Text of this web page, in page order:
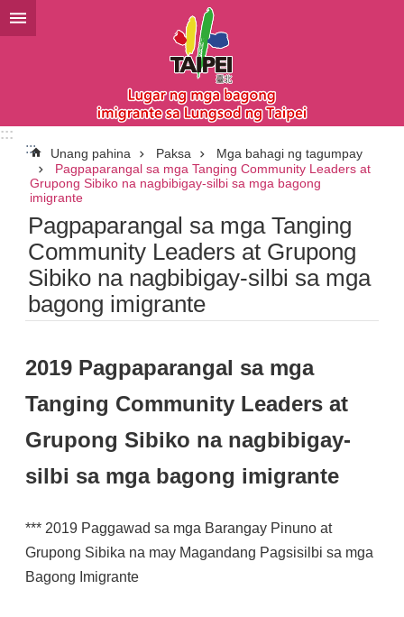
Lumaktaw sa pangunahing bloke ng nilalaman
:::
:::
Unang pahina Paksa
Mga bahagi ng tagumpay
Pagpaparangal sa mga Tanging Community Leaders at
Grupong Sibiko na nagbibigay-silbi sa mga bagong
imigrante
Pagpaparangal sa mga Tanging
Community Leaders at Grupong
Sibiko na nagbibigay-silbi sa mga
bagong imigrante
2019 Pagpaparangal sa mga
Tanging Community Leaders at
Grupong Sibiko na nagbibigay-
silbi sa mga bagong imigrante
*** 2019 Paggawad sa mga Barangay Pinuno at
Grupong Sibika na may Magandang Pagsisilbi sa mga
Bagong Imigrante